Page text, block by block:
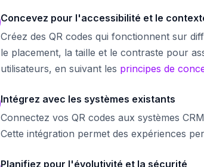
Concevez pour l'accessibilité et le
Créez des QR codes qui fonctionnent sur
le placement, la taille et le contraste pour
utilisateurs, en suivant les principes de
Intégrez avec les systèmes existants
Connectez vos QR codes aux systèmes
Cette intégration permet des expériences
Planifiez pour l'évolutivité et la sécurité